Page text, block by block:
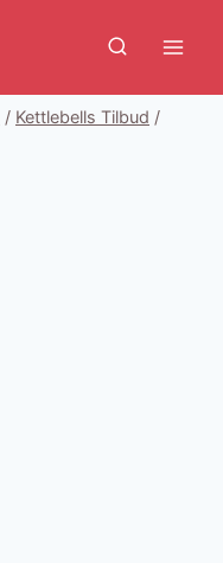
/ Kettlebells Tilbud /